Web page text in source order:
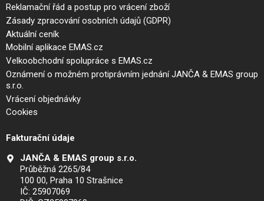
Reklamační řád a postup pro vrácení zboží
Zásady zpracování osobních údajů (GDPR)
Aktuální ceník
Mobilní aplikace EMAS.cz
Velkoobchodní spolupráce s EMAS.cz
Oznámení o možném protiprávním jednání JANČA & EMAS group
s.r.o.
Vrácení objednávky
Cookies
Fakturační údaje
JANČA & EMAS group s.r.o.
Průběžná 2265/84
100 00, Praha 10 Strašnice
IČ: 25907069